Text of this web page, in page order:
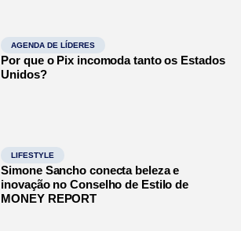
AGENDA DE LÍDERES
Por que o Pix incomoda tanto os Estados
Unidos?
LIFESTYLE
Simone Sancho conecta beleza e
inovação no Conselho de Estilo de
MONEY REPORT